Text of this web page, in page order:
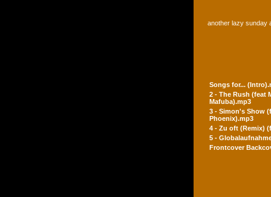
another lazy sunday
Songs for...
2 - The Rush (feat
Mafuba).mp3
3 - Simon's Show
Phoenix).mp3
4 - Zu oft (Remix)
5 -
Frontcover